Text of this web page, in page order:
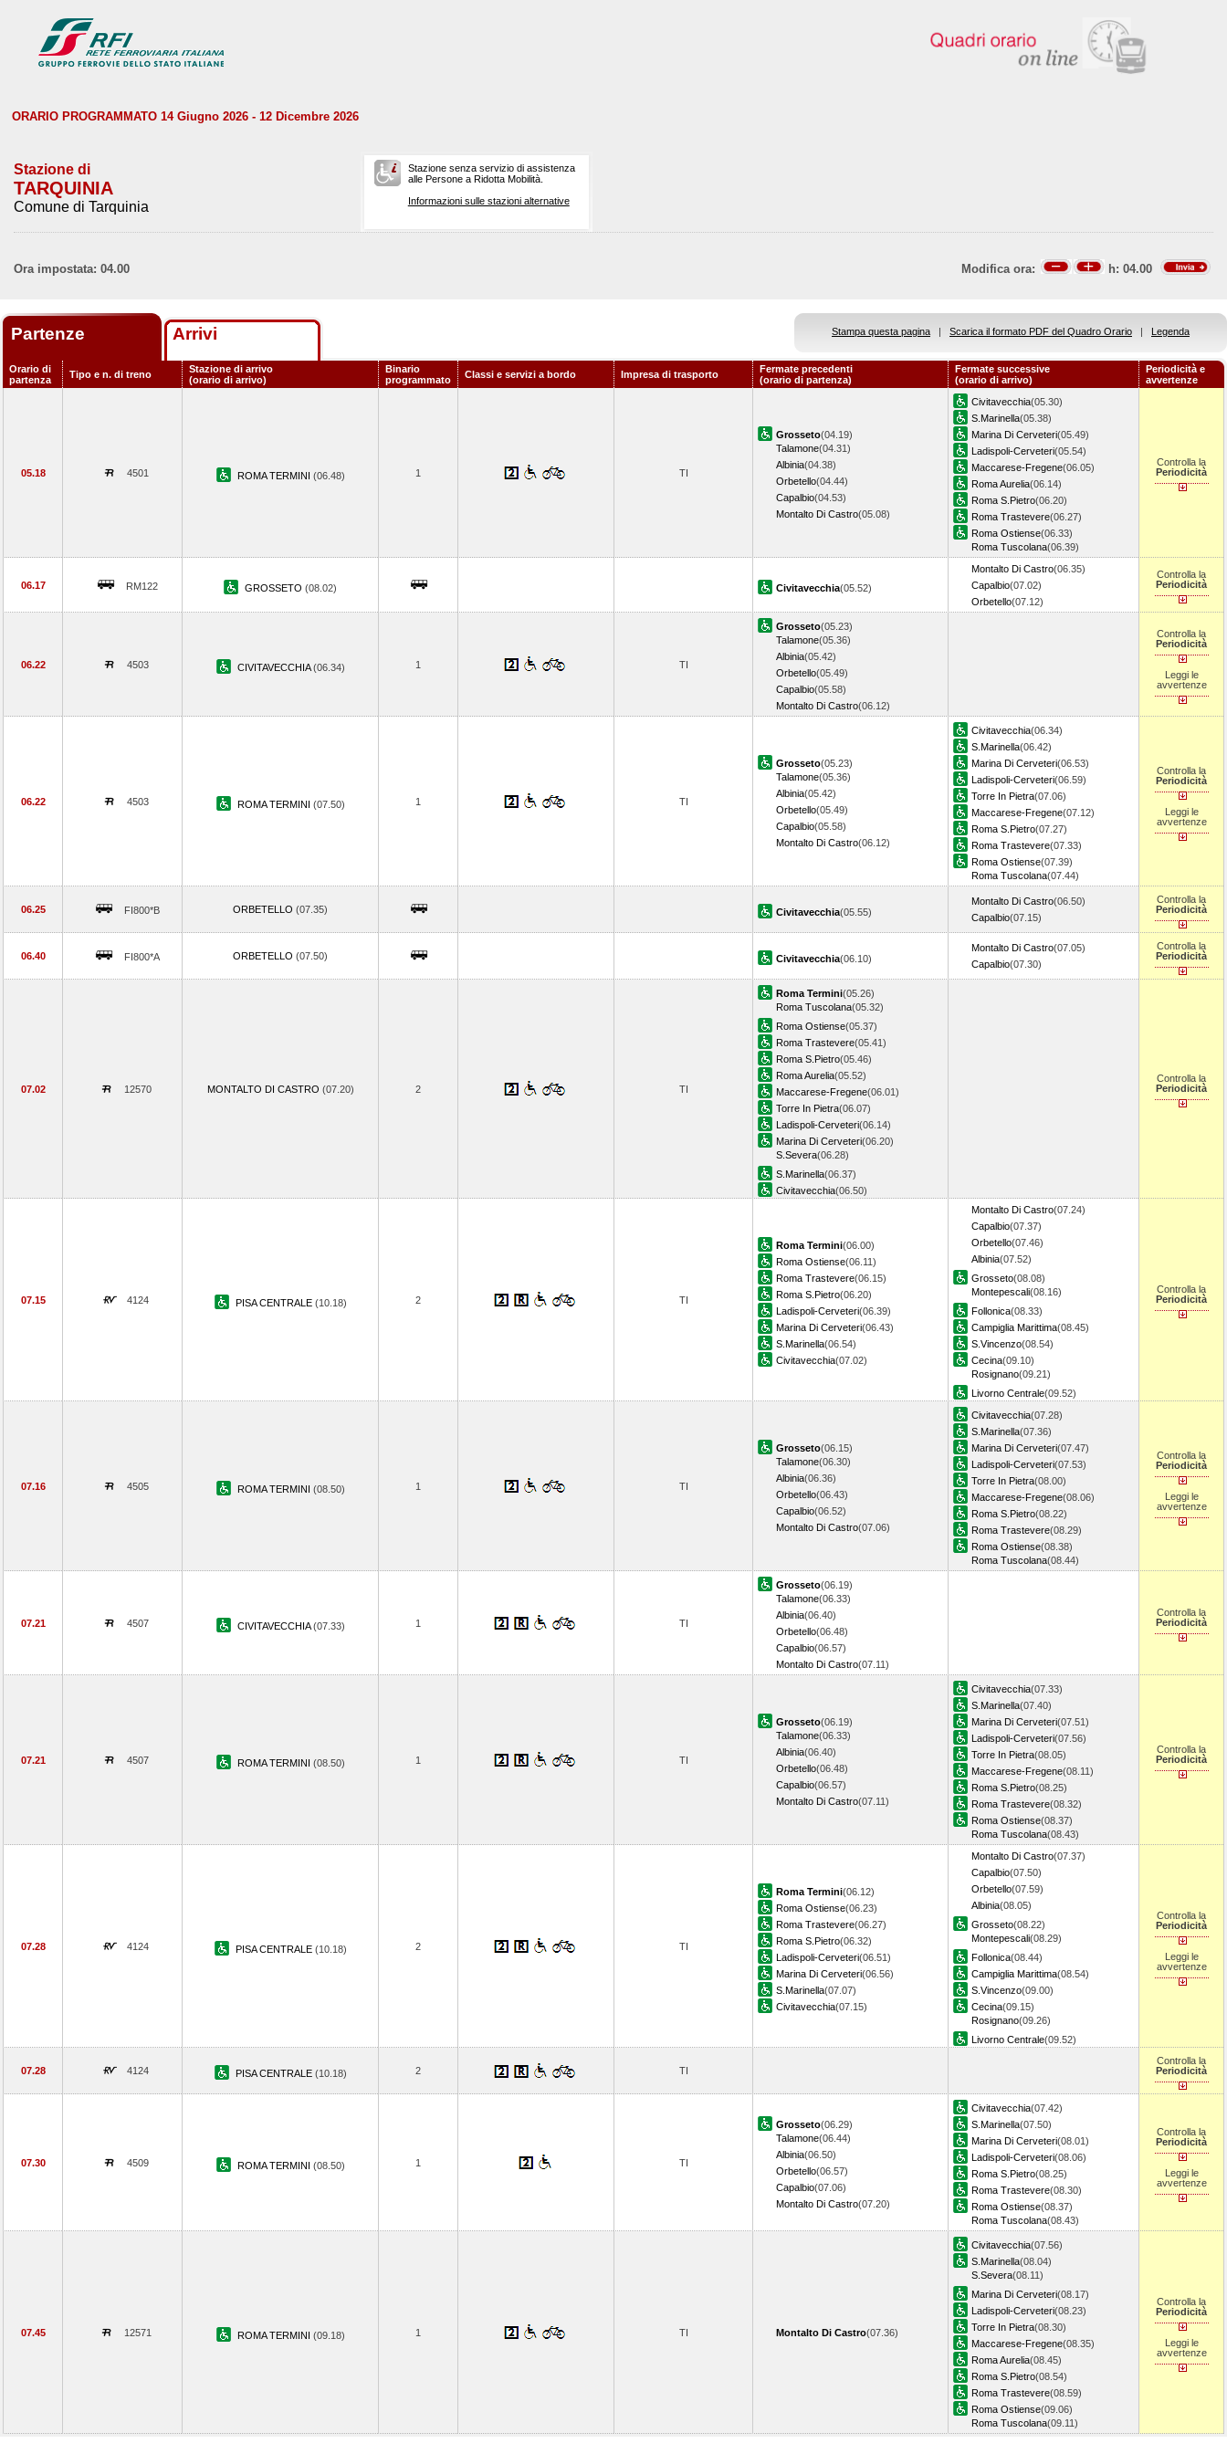
ORARIO PROGRAMMATO 14 Giugno 2026 - 12 Dicembre 2026
Stazione di
TARQUINIA
Comune di Tarquinia
Stazione senza servizio di assistenza
alle Persone a Ridotta Mobilità.
Informazioni sulle stazioni alternative
Ora impostata: 04.00 Modifica ora: h: 04.00
Partenze Arrivi Stampa questa pagina | Scarica il formato PDF del Quadro Orario | Legenda
Orario di
partenza
Tipo e n. di treno
Stazione di arrivo
(orario di arrivo)
Binario
programmato
Classi e servizi a bordo Impresa di trasporto
Fermate precedenti
(orario di partenza)
Fermate successive
(orario di arrivo)
Periodicità e
avvertenze
05.18 4501 ROMA TERMINI (06.48) 1 TI
Grosseto(04.19)
Talamone(04.31)
Albinia(04.38)
Orbetello(04.44)
Capalbio(04.53)
Montalto Di Castro(05.08)
Civitavecchia(05.30)
S.Marinella(05.38)
Marina Di Cerveteri(05.49)
Ladispoli-Cerveteri(05.54)
Maccarese-Fregene(06.05)
Roma Aurelia(06.14)
Roma S.Pietro(06.20)
Roma Trastevere(06.27)
Roma Ostiense(06.33)
Roma Tuscolana(06.39)
Controlla la
Periodicità
06.17 RM122 GROSSETO (08.02) Civitavecchia(05.52)
Montalto Di Castro(06.35)
Capalbio(07.02)
Orbetello(07.12)
Controlla la
Periodicità
06.22 4503 CIVITAVECCHIA(06.34) 1 TI
Grosseto(05.23)
Talamone(05.36)
Albinia(05.42)
Orbetello(05.49)
Capalbio(05.58)
Montalto Di Castro(06.12)
Controlla la
Periodicità
Leggi le
avvertenze
06.22 4503 ROMA TERMINI (07.50) 1 TI
Grosseto(05.23)
Talamone(05.36)
Albinia(05.42)
Orbetello(05.49)
Capalbio(05.58)
Montalto Di Castro(06.12)
Civitavecchia(06.34)
S.Marinella(06.42)
Marina Di Cerveteri(06.53)
Ladispoli-Cerveteri(06.59)
Torre In Pietra(07.06)
Maccarese-Fregene(07.12)
Roma S.Pietro(07.27)
Roma Trastevere(07.33)
Roma Ostiense(07.39)
Roma Tuscolana(07.44)
Controlla la
Periodicità
Leggi le
avvertenze
06.25 FI800*B ORBETELLO (07.35) Civitavecchia(05.55)
Montalto Di Castro(06.50)
Capalbio(07.15)
Controlla la
Periodicità
06.40 FI800*A ORBETELLO (07.50) Civitavecchia(06.10)
Montalto Di Castro(07.05)
Capalbio(07.30)
Controlla la
Periodicità
07.02 12570 MONTALTO DI CASTRO (07.20) 2 TI
Roma Termini(05.26)
Roma Tuscolana(05.32)
Roma Ostiense(05.37)
Roma Trastevere(05.41)
Roma S.Pietro(05.46)
Roma Aurelia(05.52)
Maccarese-Fregene(06.01)
Torre In Pietra(06.07)
Ladispoli-Cerveteri(06.14)
Marina Di Cerveteri(06.20)
S.Severa(06.28)
S.Marinella(06.37)
Civitavecchia(06.50)
Controlla la
Periodicità
07.15 4124 PISA CENTRALE (10.18) 2 TI
Roma Termini(06.00)
Roma Ostiense(06.11)
Roma Trastevere(06.15)
Roma S.Pietro(06.20)
Ladispoli-Cerveteri(06.39)
Marina Di Cerveteri(06.43)
S.Marinella(06.54)
Civitavecchia(07.02)
Montalto Di Castro(07.24)
Capalbio(07.37)
Orbetello(07.46)
Albinia(07.52)
Grosseto(08.08)
Montepescali(08.16)
Follonica(08.33)
Campiglia Marittima(08.45)
S.Vincenzo(08.54)
Cecina(09.10)
Rosignano(09.21)
Livorno Centrale(09.52)
Controlla la
Periodicità
07.16 4505 ROMA TERMINI (08.50) 1 TI
Grosseto(06.15)
Talamone(06.30)
Albinia(06.36)
Orbetello(06.43)
Capalbio(06.52)
Montalto Di Castro(07.06)
Civitavecchia(07.28)
S.Marinella(07.36)
Marina Di Cerveteri(07.47)
Ladispoli-Cerveteri(07.53)
Torre In Pietra(08.00)
Maccarese-Fregene(08.06)
Roma S.Pietro(08.22)
Roma Trastevere(08.29)
Roma Ostiense(08.38)
Roma Tuscolana(08.44)
Controlla la
Periodicità
Leggi le
avvertenze
07.21 4507 CIVITAVECCHIA(07.33) 1 TI
Grosseto(06.19)
Talamone(06.33)
Albinia(06.40)
Orbetello(06.48)
Capalbio(06.57)
Montalto Di Castro(07.11)
Controlla la
Periodicità
07.21 4507 ROMA TERMINI (08.50) 1 TI
Grosseto(06.19)
Talamone(06.33)
Albinia(06.40)
Orbetello(06.48)
Capalbio(06.57)
Montalto Di Castro(07.11)
Civitavecchia(07.33)
S.Marinella(07.40)
Marina Di Cerveteri(07.51)
Ladispoli-Cerveteri(07.56)
Torre In Pietra(08.05)
Maccarese-Fregene(08.11)
Roma S.Pietro(08.25)
Roma Trastevere(08.32)
Roma Ostiense(08.37)
Roma Tuscolana(08.43)
Controlla la
Periodicità
07.28 4124 PISA CENTRALE (10.18) 2 TI
Roma Termini(06.12)
Roma Ostiense(06.23)
Roma Trastevere(06.27)
Roma S.Pietro(06.32)
Ladispoli-Cerveteri(06.51)
Marina Di Cerveteri(06.56)
S.Marinella(07.07)
Civitavecchia(07.15)
Montalto Di Castro(07.37)
Capalbio(07.50)
Orbetello(07.59)
Albinia(08.05)
Grosseto(08.22)
Montepescali(08.29)
Follonica(08.44)
Campiglia Marittima(08.54)
S.Vincenzo(09.00)
Cecina(09.15)
Rosignano(09.26)
Livorno Centrale(09.52)
Controlla la
Periodicità
Leggi le
avvertenze
07.28 4124 PISA CENTRALE (10.18) 2 TI
Controlla la
Periodicità
07.30 4509 ROMA TERMINI (08.50) 1 TI
Grosseto(06.29)
Talamone(06.44)
Albinia(06.50)
Orbetello(06.57)
Capalbio(07.06)
Montalto Di Castro(07.20)
Civitavecchia(07.42)
S.Marinella(07.50)
Marina Di Cerveteri(08.01)
Ladispoli-Cerveteri(08.06)
Roma S.Pietro(08.25)
Roma Trastevere(08.30)
Roma Ostiense(08.37)
Roma Tuscolana(08.43)
Controlla la
Periodicità
Leggi le
avvertenze
07.45 12571 ROMA TERMINI (09.18) 1 TI Montalto Di Castro(07.36)
Civitavecchia(07.56)
S.Marinella(08.04)
S.Severa(08.11)
Marina Di Cerveteri(08.17)
Ladispoli-Cerveteri(08.23)
Torre In Pietra(08.30)
Maccarese-Fregene(08.35)
Roma Aurelia(08.45)
Roma S.Pietro(08.54)
Roma Trastevere(08.59)
Roma Ostiense(09.06)
Roma Tuscolana(09.11)
Controlla la
Periodicità
Leggi le
avvertenze